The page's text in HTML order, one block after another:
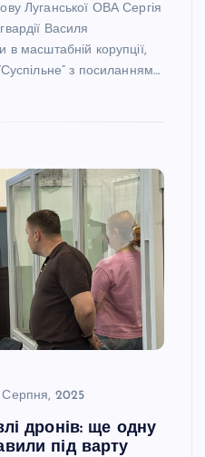
Луганської ОВА Сергія
Василя
в масштабній корупції,
з посиланням…
Серпня, 2025
дронів: ще одну
під варту